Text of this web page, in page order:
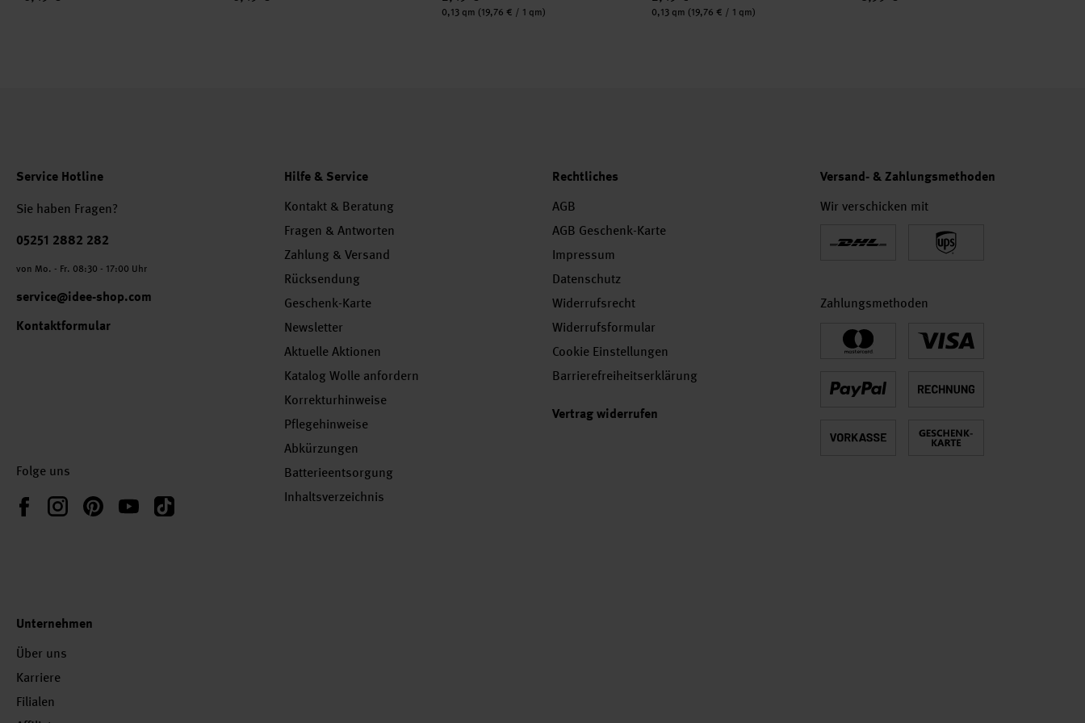
Inhalt:
0,13 qm (19,76 € / 1 qm) Inhalt:
0,13 qm (19,76 € / 1 qm)
Service Hotline
Sie haben Fragen?
Telefonnummer
05251 2882 282
von Mo. - Fr. 08:30 - 17:00 Uhr
service@idee-shop.com
Kontaktformular
Folge uns
FacebookInstagramPinterestYouTubeTikTok
Hilfe & Service
Kontakt & Beratung
Fragen & Antworten
Zahlung & Versand
Rücksendung
Geschenk-Karte
Newsletter
Aktuelle Aktionen
Katalog Wolle anfordern
Korrekturhinweise
Pflegehinweise
Abkürzungen
Batterieentsorgung
Inhaltsverzeichnis
Rechtliches
AGB
AGB Geschenk-Karte
Impressum
Datenschutz
Widerrufsrecht
Widerrufsformular
Cookie Einstellungen
Barrierefreiheitserklärung
Vertrag widerrufen
Versand- & Zahlungsmethoden
Wir verschicken mit
Zahlungsmethoden
Unternehmen
Über uns
Karriere
Filialen